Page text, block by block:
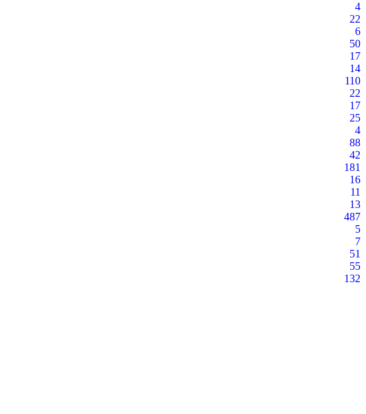
4
22
6
50
17
14
110
22
17
25
4
88
42
181
16
11
13
487
5
7
51
55
132